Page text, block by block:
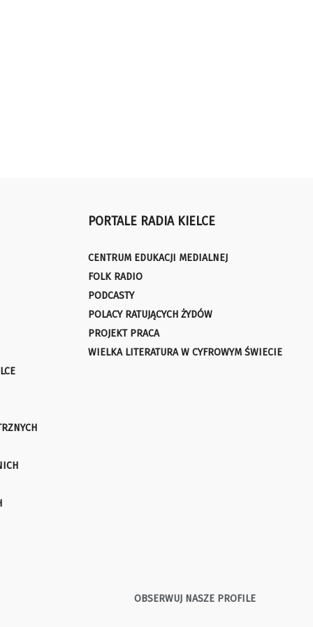
PORTALE RADIA KIELCE
CENTRUM EDUKACJI MEDIALNEJ
FOLK RADIO
PODCASTY
POLACY RATUJĄCYCH ŻYDÓW
PROJEKT PRACA
WIELKA LITERATURA W CYFROWYM ŚWIECIE
OBSERWUJ NASZE PROFILE